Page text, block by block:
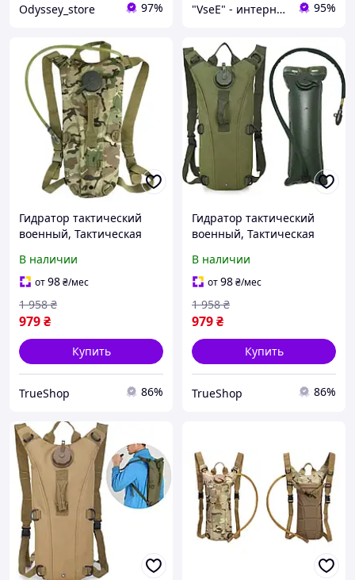
Odyssey_store 97% "VseE" - интернет-магазин тактического военного снаряжения | Собственное производство | туризма 95%
Гидратор тактический
военный, Тактическая
рюкзак-гидратор
флектарн для воды 2.5л
tru
В наличии
от98₴/мес
979₴
1 958 ₴
Купить
TrueShop 86%
Гидратор тактический
военный, Тактическая
рюкзак-гидратор
флектарн для воды 2.5л
tru
В наличии
от98₴/мес
979₴
1 958 ₴
Купить
TrueShop 86%